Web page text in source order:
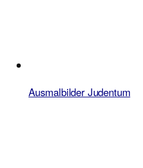
Ausmalbilder Judentum